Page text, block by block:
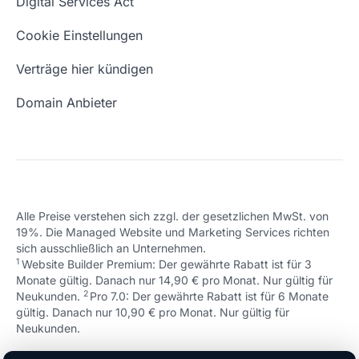
Domain Umzug
Wie ist meine IP?
Email Adresse erstellen
Cookie Einstellungen
Verträge hier kündigen
Domain Anbieter
Alle Preise verstehen sich zzgl. der gesetzlichen MwSt. von
19%. Die Managed Website und Marketing Services richten
sich ausschließlich an Unternehmen.
1 Website Builder Premium: Der gewährte Rabatt ist für 3
Monate gültig. Danach nur 14,90 € pro Monat. Nur gültig für
Neukunden. ↩ 1
2 Pro 7.0: Der gewährte Rabatt ist für 6 Monate
gültig. Danach nur 10,90 € pro Monat. Nur gültig für
Neukunden.